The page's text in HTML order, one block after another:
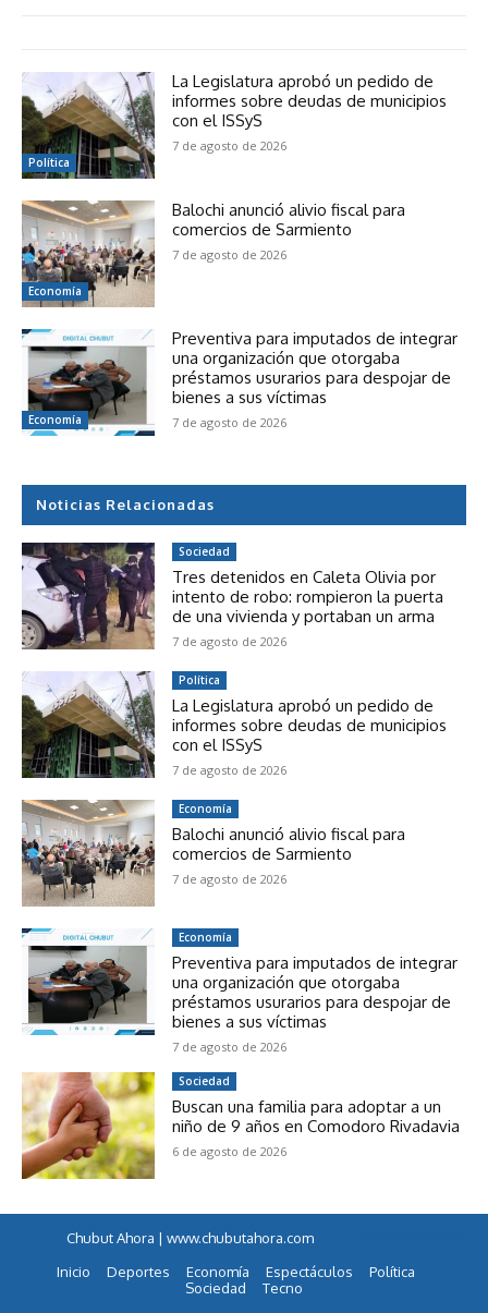
Política
La Legislatura aprobó un pedido de
informes sobre deudas de municipios
con el ISSyS
7 de agosto de 2026
Economía
Balochi anunció alivio fiscal para
comercios de Sarmiento
7 de agosto de 2026
Economía
Preventiva para imputados de integrar
una organización que otorgaba
préstamos usurarios para despojar de
bienes a sus víctimas
7 de agosto de 2026
Noticias Relacionadas
Sociedad
Tres detenidos en Caleta Olivia por
intento de robo: rompieron la puerta
de una vivienda y portaban un arma
7 de agosto de 2026
Política
La Legislatura aprobó un pedido de
informes sobre deudas de municipios
con el ISSyS
7 de agosto de 2026
Economía
Balochi anunció alivio fiscal para
comercios de Sarmiento
7 de agosto de 2026
Economía
Preventiva para imputados de integrar
una organización que otorgaba
préstamos usurarios para despojar de
bienes a sus víctimas
7 de agosto de 2026
Sociedad
Buscan una familia para adoptar a un
niño de 9 años en Comodoro Rivadavia
6 de agosto de 2026
Chubut Ahora | www.chubutahora.com
Inicio Deportes Economía Espectáculos
Política
Sociedad
Tecno